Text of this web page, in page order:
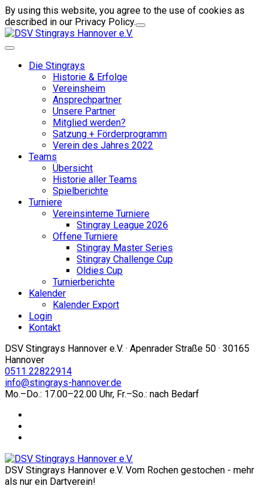
By using this website, you agree to the use of cookies as
described in our Privacy Policy.
Die Stingrays
Historie & Erfolge
Vereinsheim
Ansprechpartner
Unsere Partner
Mitglied werden?
Satzung + Förderprogramm
Verein des Jahres 2022
Teams
Übersicht
Historie aller Teams
Spielberichte
Turniere
Vereinsinterne Turniere
Stingray League 2026
Offene Turniere
Stingray Master Series
Stingray Challenge Cup
Oldies Cup
Turnierberichte
Kalender
Kalender Export
Login
Kontakt
DSV Stingrays Hannover e.V. · Apenrader Straße 50 · 30165
Hannover
0511 22822914
info@stingrays-hannover.de
Mo.–Do.: 17.00–22.00 Uhr, Fr.–So.: nach Bedarf
DSV Stingrays Hannover e.V. Vom Rochen gestochen - mehr
als nur ein Dartverein!